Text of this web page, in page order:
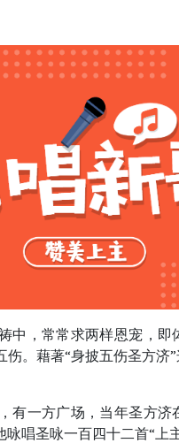
中，常常求两样恩宠，
。藉著“身披五伤圣方济
有一方广场，当年圣方
唱圣咏一百四十二首“上